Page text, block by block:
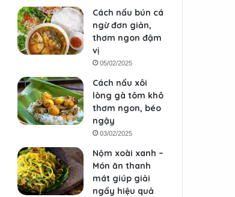
Cách nấu bún cá
ngừ đơn giản,
thơm ngon đậm
vị
05/02/2025
Cách nấu xôi
lòng gà tôm khô
thơm ngon, béo
ngậy
03/02/2025
Nộm xoài xanh –
Món ăn thanh
mát giúp giải
ngấy hiệu quả